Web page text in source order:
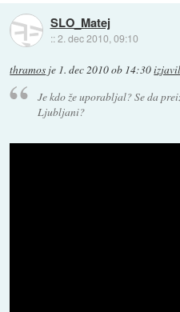
SLO_Matej
::2. dec 2010, 09:10
thramos je 1. dec 2010 ob 14:30
Je kdo že uporabljal? Se da
Ljubljani?